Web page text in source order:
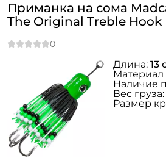
Приманка на сома
The Original Treble Hook
Длина: 13
Материал
Наличие
Вес груза:
Размер
Создать аккаунт
ФИО: *
Email: *